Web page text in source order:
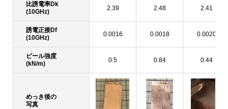
比誘電率Dk
(10GHz)
2.39 2.48 2.41
誘電正接Df
(10GHz)
0.0016 0.0018 0.0020
ピール強度
(kN/m)
0.5 0.84 0.44
めっき後の
写真